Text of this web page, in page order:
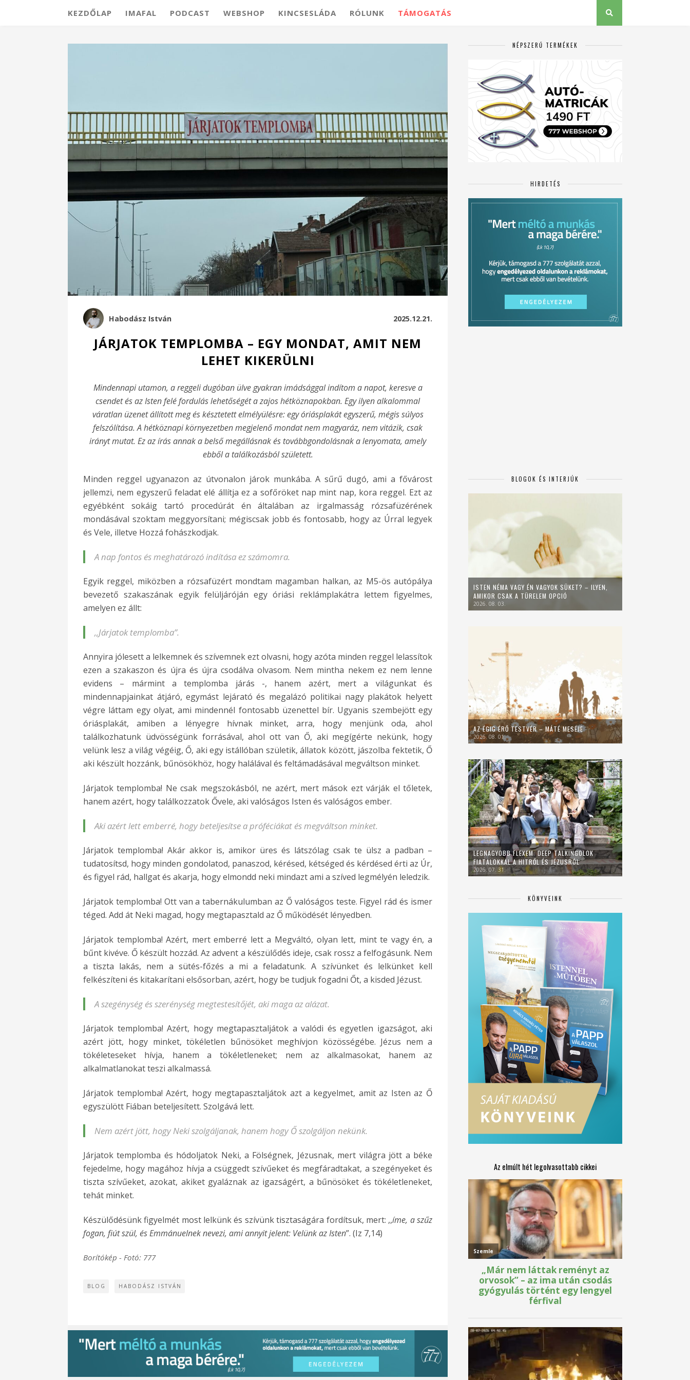
KEZDŐLAP IMAFAL PODCAST WEBSHOP KINCSESLÁDA RÓLUNK TÁMOGATÁS
Habodász István 2025.12.21.
JÁRJATOK TEMPLOMBA – EGY MONDAT, AMIT NEM
LEHET KIKERÜLNI
Mindennapi utamon, a reggeli dugóban ülve gyakran imádsággal indítom a napot, keresve a
csendet és az Isten felé fordulás lehetőségét a zajos hétköznapokban. Egy ilyen alkalommal
váratlan üzenet állított meg és késztetett elmélyülésre: egy óriásplakát egyszerű, mégis súlyos
felszólítása. A hétköznapi környezetben megjelenő mondat nem magyaráz, nem vitázik, csak
irányt mutat. Ez az írás annak a belső megállásnak és továbbgondolásnak a lenyomata, amely
ebből a találkozásból született.
Minden reggel ugyanazon az útvonalon járok munkába. A sűrű dugó, ami a fővárost
jellemzi, nem egyszerű feladat elé állítja ez a sofőröket nap mint nap, kora reggel. Ezt az
egyébként sokáig tartó procedúrát én általában az irgalmasság rózsafüzérének
mondásával szoktam meggyorsítani; mégiscsak jobb és fontosabb, hogy az Úrral legyek
és Vele, illetve Hozzá fohászkodjak.
A nap fontos és meghatározó indítása ez számomra.
Egyik reggel, miközben a rózsafüzért mondtam magamban halkan, az M5-ös autópálya
bevezető szakaszának egyik felüljáróján egy óriási reklámplakátra lettem figyelmes,
amelyen ez állt:
,,Járjatok templomba”.
Annyira jólesett a lelkemnek és szívemnek ezt olvasni, hogy azóta minden reggel lelassítok
ezen a szakaszon és újra és újra csodálva olvasom. Nem mintha nekem ez nem lenne
evidens – mármint a templomba járás -, hanem azért, mert a világunkat és
mindennapjainkat átjáró, egymást lejárató és megalázó politikai nagy plakátok helyett
végre láttam egy olyat, ami mindennél fontosabb üzenettel bír. Ugyanis szembejött egy
óriásplakát, amiben a lényegre hívnak minket, arra, hogy menjünk oda, ahol
találkozhatunk üdvösségünk forrásával, ahol ott van Ő, aki megígérte nekünk, hogy
velünk lesz a világ végéig, Ő, aki egy istállóban születik, állatok között, jászolba fektetik, Ő
aki készült hozzánk, bűnösökhöz, hogy halálával és feltámadásával megváltson minket.
Járjatok templomba! Ne csak megszokásból, ne azért, mert mások ezt várják el tőletek,
hanem azért, hogy találkozzatok Ővele, aki valóságos Isten és valóságos ember.
Aki azért lett emberré, hogy beteljesítse a próféciákat és megváltson minket.
Járjatok templomba! Akár akkor is, amikor üres és látszólag csak te ülsz a padban –
tudatosítsd, hogy minden gondolatod, panaszod, kérésed, kétséged és kérdésed érti az Úr,
és figyel rád, hallgat és akarja, hogy elmondd neki mindazt ami a szíved legmélyén leledzik.
Járjatok templomba! Ott van a tabernákulumban az Ő valóságos teste. Figyel rád és ismer
téged. Add át Neki magad, hogy megtapasztald az Ő működését lényedben.
Járjatok templomba! Azért, mert emberré lett a Megváltó, olyan lett, mint te vagy én, a
bűnt kivéve. Ő készült hozzád. Az advent a készülődés ideje, csak rossz a felfogásunk. Nem
a tiszta lakás, nem a sütés-főzés a mi a feladatunk. A szívünket és lelkünket kell
felkészíteni és kitakarítani elsősorban, azért, hogy be tudjuk fogadni Őt, a kisded Jézust.
A szegénység és szerénység megtestesítőjét, aki maga az alázat.
Járjatok templomba! Azért, hogy megtapasztaljátok a valódi és egyetlen igazságot, aki
azért jött, hogy minket, tökéletlen bűnösöket meghívjon közösségébe. Jézus nem a
tökéleteseket hívja, hanem a tökéletleneket; nem az alkalmasokat, hanem az
alkalmatlanokat teszi alkalmassá.
Járjatok templomba! Azért, hogy megtapasztaljátok azt a kegyelmet, amit az Isten az Ő
egyszülött Fiában beteljesített. Szolgává lett.
Nem azért jött, hogy Neki szolgáljanak, hanem hogy Ő szolgáljon nekünk.
Járjatok templomba és hódoljatok Neki, a Fölségnek, Jézusnak, mert világra jött a béke
fejedelme, hogy magához hívja a csüggedt szívűeket és megfáradtakat, a szegényeket és
tiszta szívűeket, azokat, akiket gyaláznak az igazságért, a bűnösöket és tökéletleneket,
tehát minket.
Készülődésünk figyelmét most lelkünk és szívünk tisztaságára fordítsuk, mert: ,,íme, a szűz
fogan, fiút szül, és Emmánuelnek nevezi, ami annyit jelent: Velünk az Isten”. (Iz 7,14)
Borítókép - Fotó: 777
BLOG HABODÁSZ ISTVÁN
NÉPSZERŰ TERMÉKEK
HIRDETÉS
BLOGOK ÉS INTERJÚK
ISTEN NÉMA VAGY ÉN VAGYOK SÜKET? – ILYEN,
AMIKOR CSAK A TÜRELEM OPCIÓ
2026. 08. 03.
AZ ÉGIG ÉRŐ TESTVÉR – MÁTÉ MESÉJE
2026. 08. 01.
LEGNAGYOBB FLEXEM: DEEP TALKINGOLOK
FIATALOKKAL A HITRŐL ÉS JÉZUSRÓL
2026. 07. 31.
KÖNYVEINK
Az elmúlt hét legolvasottabb cikkei